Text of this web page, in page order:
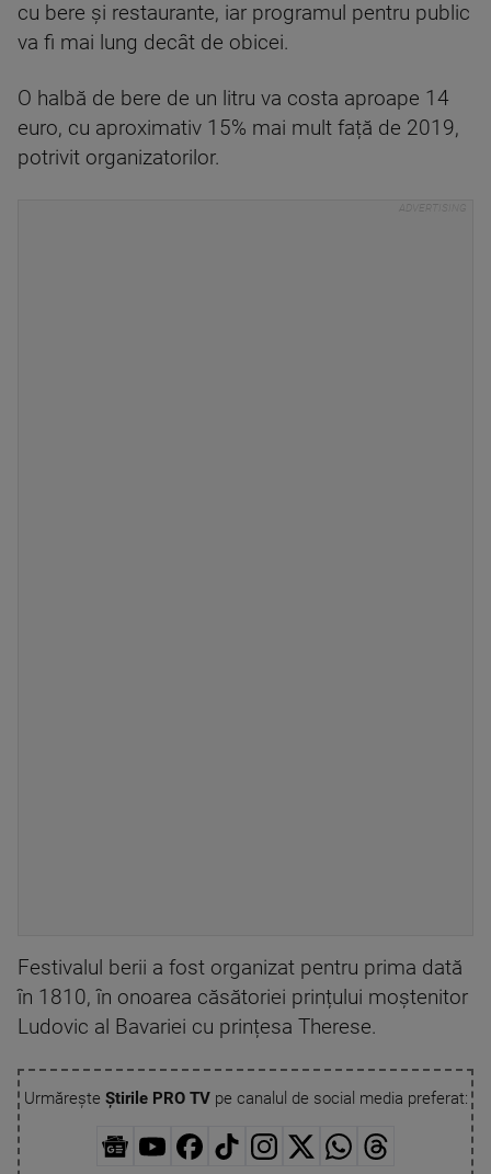
cu bere și restaurante, iar programul pentru public
va fi mai lung decât de obicei.
O halbă de bere de un litru va costa aproape 14
euro, cu aproximativ 15% mai mult față de 2019,
potrivit organizatorilor.
Festivalul berii a fost organizat pentru prima dată
în 1810, în onoarea căsătoriei prințului moștenitor
Ludovic al Bavariei cu prințesa Therese.
Urmărește Știrile PRO TVpe canalul de social media preferat: